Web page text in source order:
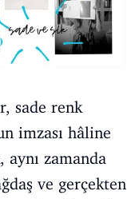
sade renk
imzası hâline
zamanda
ve gerçekten